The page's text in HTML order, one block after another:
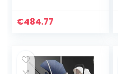
kinderwagen,
€484.77